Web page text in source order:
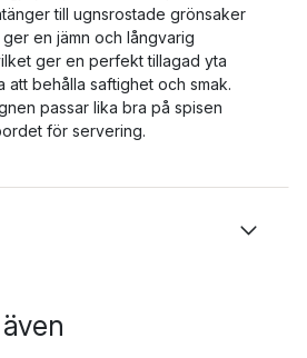
till ugnsrostade grönsaker
en jämn och långvarig
ger en perfekt tillagad yta
att behålla saftighet och smak.
passar lika bra på spisen
för servering.